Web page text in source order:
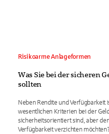
Risikoarme Anlageformen
Was Sie bei der sicheren
sollten
Neben Rendite und Verfügbarkeit
wesentlichen Kriterien bei der
sicherheitsorientiert sind, aber
Verfügbarkeit verzichten